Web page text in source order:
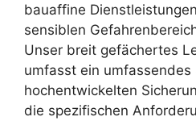
bauaffine
sensiblen
Unser breit gefächertes
umfasst ein umfassendes
hochentwickelten
die spezifischen